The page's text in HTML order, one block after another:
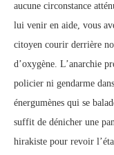
aucune circonstance
lui venir en aide, vous
citoyen courir derrière
d’oxygène. L’anarchie
policier ni gendarme
énergumènes qui se
suffit de dénicher une
hirakiste pour revoir